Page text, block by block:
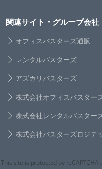
関連サイト・グループ会社
オフィスバスターズ通販
レンタルバスターズ
アズカリバスターズ
株式会社オフィスバスター
株式会社レンタルバスター
株式会社バスターズロジテ
This site is protected by